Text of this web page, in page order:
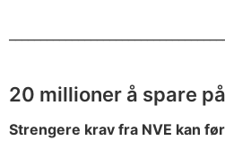
20 millioner å spare
Strengere krav fra NVE kan